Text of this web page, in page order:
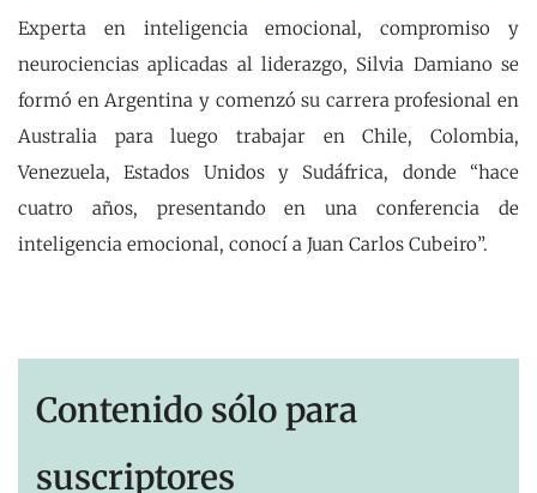
Experta en inteligencia emocional, compromiso y
neurociencias aplicadas al liderazgo, Silvia Damiano se
formó en Argentina y comenzó su carrera profesional en
Australia para luego trabajar en Chile, Colombia,
Venezuela, Estados Unidos y Sudáfrica, donde “hace
cuatro años, presentando en una conferencia de
inteligencia emocional, conocí a Juan Carlos Cubeiro”.
Contenido sólo para
suscriptores